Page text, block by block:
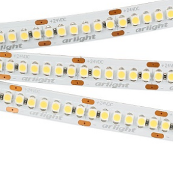
Электротовары
Светодиодные ленты
Торшеры
Настольные лампы
Профили для ленты
Лампочки